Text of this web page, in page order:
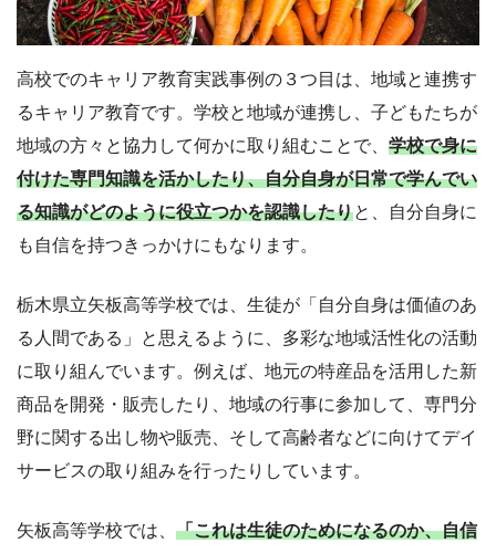
高校でのキャリア教育実践事例の３つ目は、地域と連携す
るキャリア教育です。学校と地域が連携し、子どもたちが
地域の方々と協力して何かに取り組むことで、 学校で身に
付けた専門知識を活かしたり、自分自身が日常で学んでい
る知識がどのように役立つかを認識したりと、自分自身に
も自信を持つきっかけにもなります。
栃木県立矢板高等学校では、生徒が「自分自身は価値のあ
る人間である」と思えるように、多彩な地域活性化の活動
に取り組んでいます。例えば、地元の特産品を活用した新
商品を開発・販売したり、地域の行事に参加して、専門分
野に関する出し物や販売、そして高齢者などに向けてデイ
サービスの取り組みを行ったりしています。
矢板高等学校では、 「これは生徒のためになるのか、自信